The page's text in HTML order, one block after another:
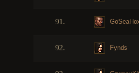
91.
92. Fynds